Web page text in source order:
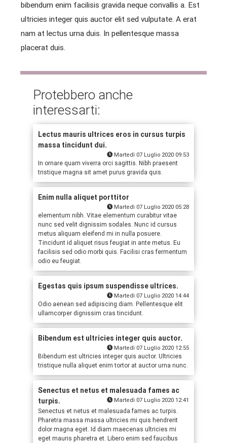
bibendum enim facilisis gravida neque convallis a. Est
ultricies integer quis auctor elit sed vulputate. A erat
nam at lectus urna duis. In pellentesque massa
placerat duis.
Protebbero anche
interessarti:
Lectus mauris ultrices eros in cursus turpis
massa tincidunt dui.
Martedì 07 Luglio 2020 09:53
In ornare quam viverra orci sagittis. Nibh praesent
tristique magna sit amet purus gravida quis.
Enim nulla aliquet porttitor
Martedì 07 Luglio 2020 05:28
elementum nibh. Vitae elementum curabitur vitae
nunc sed velit dignissim sodales. Nunc id cursus
metus aliquam eleifend mi in nulla posuere.
Tincidunt id aliquet risus feugiat in ante metus. Eu
facilisis sed odio morbi quis. Facilisi cras fermentum
odio eu feugiat.
Egestas quis ipsum suspendisse ultrices.
Martedì 07 Luglio 2020 14:44
Odio aenean sed adipiscing diam. Pellentesque elit
ullamcorper dignissim cras tincidunt.
Bibendum est ultricies integer quis auctor.
Martedì 07 Luglio 2020 12:55
Bibendum est ultricies integer quis auctor. Ultricies
tristique nulla aliquet enim tortor at auctor urna nunc.
Senectus et netus et malesuada fames ac
turpis.
Martedì 07 Luglio 2020 12:41
Senectus et netus et malesuada fames ac turpis.
Pharetra massa massa ultricies mi quis hendrerit
dolor magna eget. Id diam maecenas ultricies mi
eget mauris pharetra et. Libero enim sed faucibus